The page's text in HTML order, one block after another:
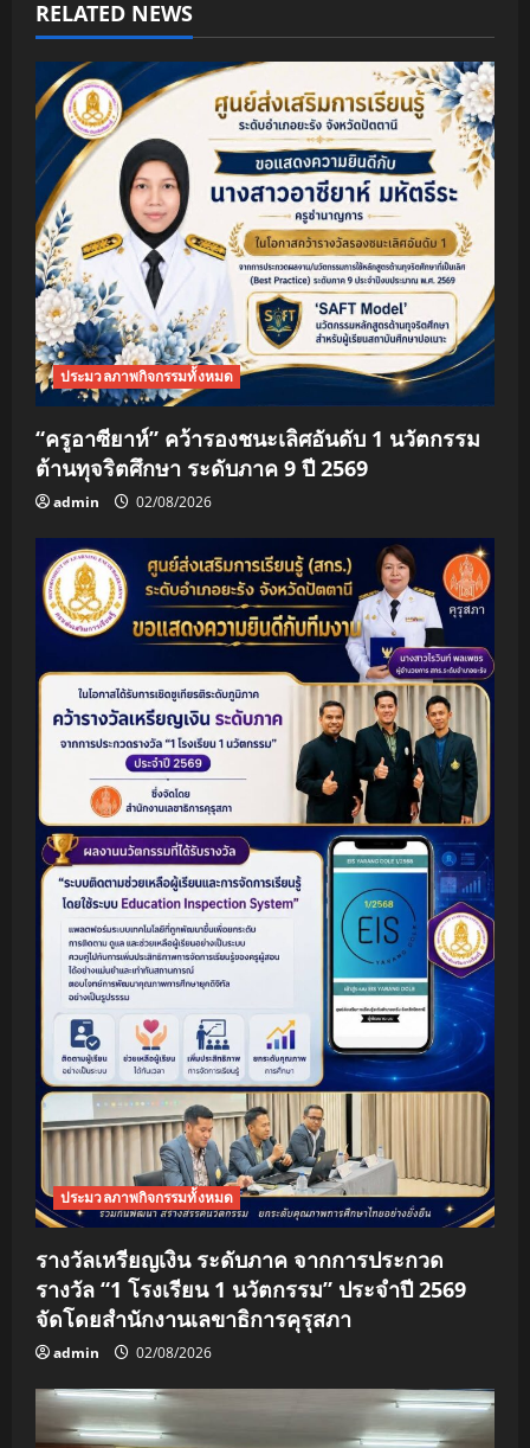
v
i
g
a
t
i
o
n
RELATED NEWS
ประมวลภาพกิจกรรมทั้งหมด
“ครูอาซียาห์” คว้ารองชนะเลิศอันดับ 1 นวัตกรรม
ต้านทุจริตศึกษา ระดับภาค 9 ปี 2569
admin 02/08/2026
ประมวลภาพกิจกรรมทั้งหมด
รางวัลเหรียญเงิน ระดับภาค จากการประกวด
รางวัล “1 โรงเรียน 1 นวัตกรรม” ประจำปี 2569
จัดโดยสำนักงานเลขาธิการคุรุสภา
admin 02/08/2026